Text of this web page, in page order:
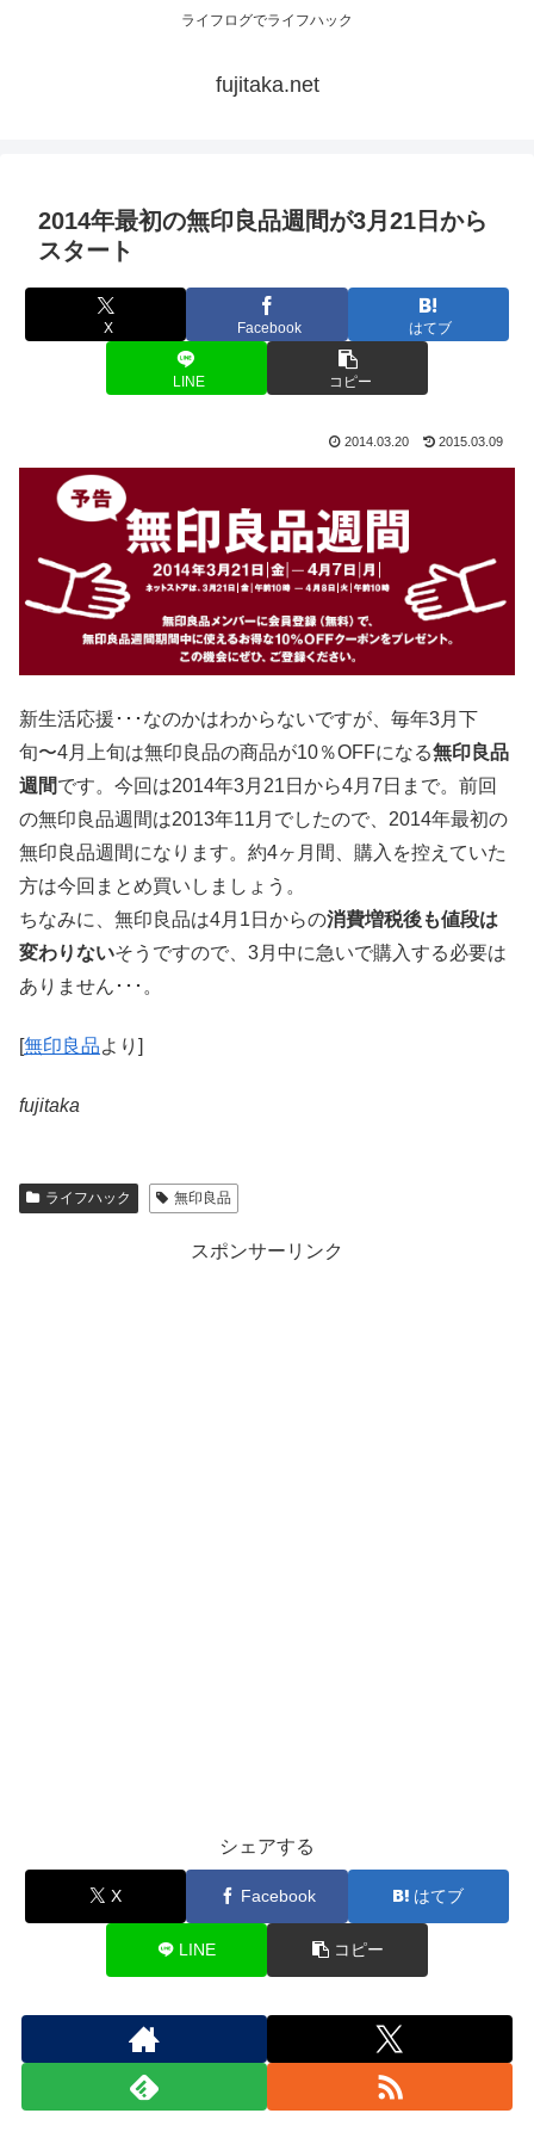
ライフログでライフハック
fujitaka.net
2014年最初の無印良品週間が3月21日から
スタート
X Facebook はてブ
LINE コピー
2014.03.20 2015.03.09
新生活応援･･･なのかはわからないですが、毎年3月下
旬〜4月上旬は無印良品の商品が10％OFFになる無印良品
週間です。今回は2014年3月21日から4月7日まで。前回
の無印良品週間は2013年11月でしたので、2014年最初の
無印良品週間になります。約4ヶ月間、購入を控えていた
方は今回まとめ買いしましょう。
ちなみに、無印良品は4月1日からの消費増税後も値段は
変わりないそうですので、3月中に急いで購入する必要は
ありません･･･。
[無印良品より]
fujitaka
ライフハック 無印良品
スポンサーリンク
シェアする
X Facebook はてブ
LINE コピー